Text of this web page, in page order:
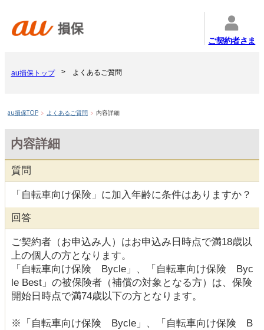
ご契約者さま
au損保トップ よくあるご質問
au損保TOP よくあるご質問 内容詳細
内容詳細
質問
「自転車向け保険」に加入年齢に条件はありますか？
回答
ご契約者（お申込み人）はお申込み日時点で満18歳以
上の個人の方となります。
「自転車向け保険 Bycle」、「自転車向け保険 Byc
le Best」の被保険者（補償の対象となる方）は、保険
開始日時点で満74歳以下の方となります。
※「自転車向け保険 Bycle」、「自転車向け保険 B